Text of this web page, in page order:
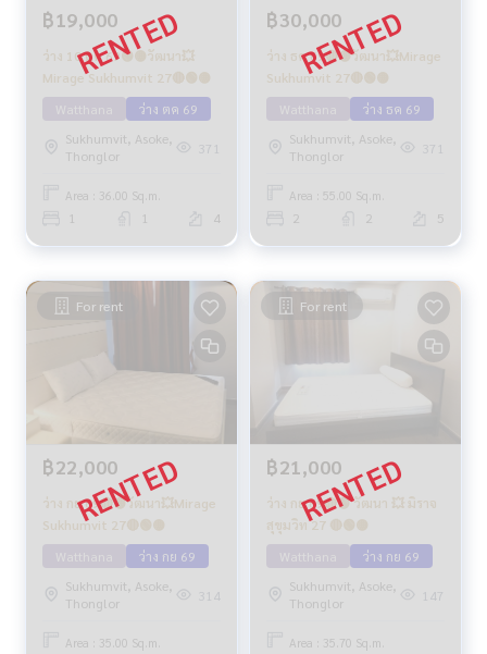
฿19,000
ว่าง 10 ตค 69🟢🟡วัฒนา💥
Mirage Sukhumvit 27🔴🟢🟡
ว่าง ตค 69
Sukhumvit, Asoke,
Thonglor
371
Area : 36.00 Sq.m.
1 1 4
฿30,000
ว่าง ธค 69🔴🟡วัฒนา💥Mirage
Sukhumvit 27🔴🟢🟡
ว่าง ธค 69
Sukhumvit, Asoke,
Thonglor
371
Area : 55.00 Sq.m.
2 2 5
For rent
฿22,000
ว่าง กย 69🔴🟡วัฒนา💥Mirage
Sukhumvit 27🔴🟢🟡
ว่าง กย 69
Sukhumvit, Asoke,
Thonglor
314
Area : 35.00 Sq.m.
For rent
฿21,000
ว่าง กย 69🔴🟢 วัฒนา 💥 มิราจ
สุขุมวิท 27 🔴🟢🟡
ว่าง กย 69
Sukhumvit, Asoke,
Thonglor
147
Area : 35.70 Sq.m.